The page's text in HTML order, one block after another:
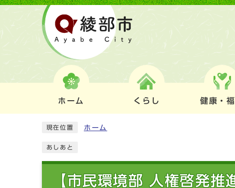
ホーム くらし 健康・
現在位置 ホーム
あしあと
【市民環境部 人権啓発